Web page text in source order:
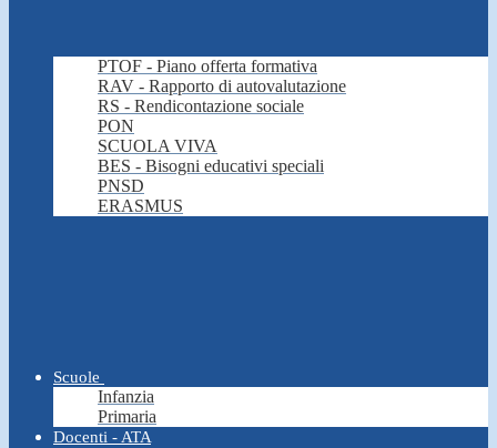
PTOF - Piano offerta formativa
RAV - Rapporto di autovalutazione
RS - Rendicontazione sociale
PON
SCUOLA VIVA
BES - Bisogni educativi speciali
PNSD
ERASMUS
Scuole
Infanzia
Primaria
Docenti - ATA